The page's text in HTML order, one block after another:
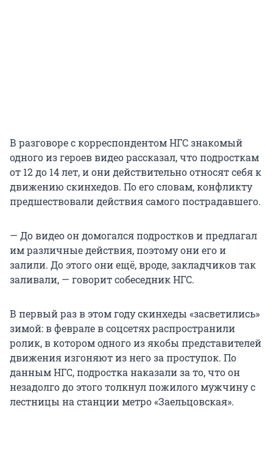
В разговоре с корреспондентом НГС знакомый
одного из героев видео рассказал, что подросткам
от 12 до 14 лет, и они действительно относят себя к
движению скинхедов. По его словам, конфликту
предшествовали действия самого пострадавшего.
— До видео он домогался подростков и предлагал
им различные действия, поэтому они его и
залили. До этого они ещё, вроде, закладчиков так
заливали, — говорит собеседник НГС.
В первый раз в этом году скинхеды «засветились»
зимой: в феврале в соцсетях распространили
ролик, в котором одного из якобы представителей
движения изгоняют из него за проступок. По
данным НГС, подростка наказали за то, что он
незадолго до этого толкнул пожилого мужчину с
лестницы на станции метро «Заельцовская».